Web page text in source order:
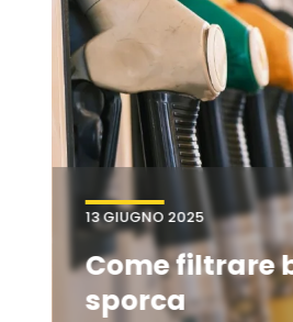
13 GIUGNO 2025
Come filtrare
sporca